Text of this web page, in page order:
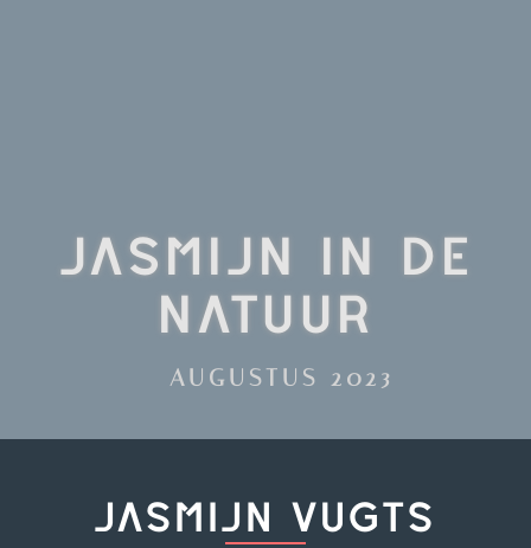
JASMIJN IN DE
NATUUR
AUGUSTUS 2023
JASMIJN VUGTS